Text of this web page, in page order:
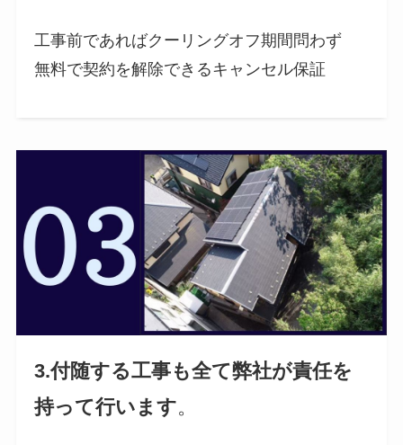
工事前であればクーリングオフ期間問わず
無料で契約を解除できるキャンセル保証
3.付随する工事も全て弊社が責任を
持って行います。